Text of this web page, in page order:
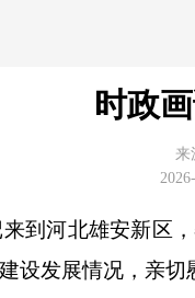
时政
来
河北雄安新区，
设发展情况，亲切